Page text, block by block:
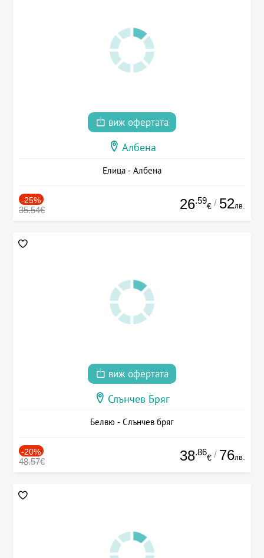
виж офертата
Албена
Елица - Албена
-25%
35.54€ 26.59
€ / 52лв.
виж офертата
Слънчев Бряг
Белвю - Слънчев бряг
-20%
48.57€ 38.86
€ / 76лв.